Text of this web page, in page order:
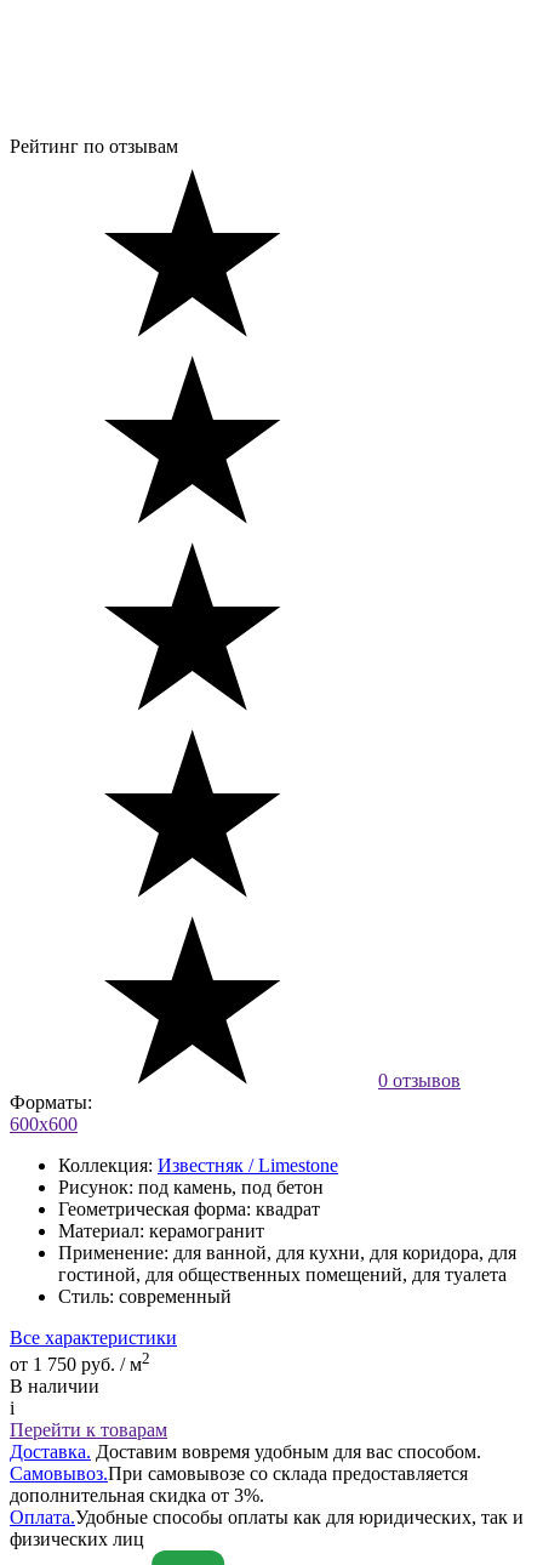
Рейтинг по отзывам
0 отзывов
Форматы:
600х600
Коллекция: Известняк / Limestone
Рисунок: под камень, под бетон
Геометрическая форма: квадрат
Материал: керамогранит
Применение: для ванной, для кухни, для коридора, для
гостиной, для общественных помещений, для туалета
Стиль: современный
Все характеристики
от 1 750 руб. / м2
В наличии
i
Перейти к товарам
Доставка. Доставим вовремя удобным для вас способом.
Самовывоз.При самовывозе со склада предоставляется
дополнительная скидка от 3%.
Оплата.Удобные способы оплаты как для юридических, так и
физических лиц